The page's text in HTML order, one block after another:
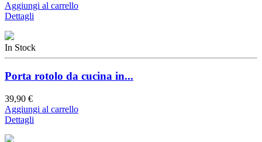
Aggiungi al carrello
Dettagli
In Stock
Porta rotolo da cucina in...
39,90 €
Aggiungi al carrello
Dettagli